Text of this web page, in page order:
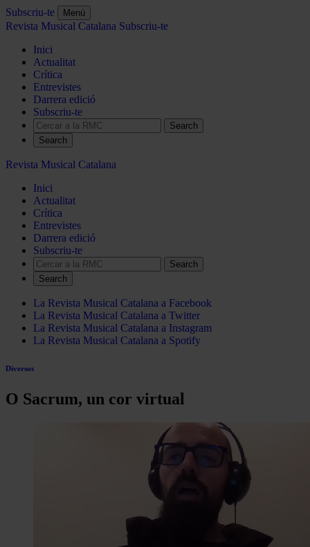
Subscriu-te Menú
Revista Musical Catalana Subscriu-te
Inici
Actualitat
Crítica
Entrevistes
Darrera edició
Subscriu-te
Search
Revista Musical Catalana
Inici
Actualitat
Crítica
Entrevistes
Darrera edició
Subscriu-te
Search
La Revista Musical Catalana a Facebook
La Revista Musical Catalana a Twitter
La Revista Musical Catalana a Instagram
La Revista Musical Catalana a Spotify
Diversos
O Sacrum, un cor virtual